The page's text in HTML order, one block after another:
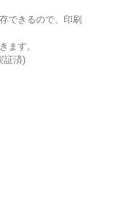
できるので、印刷
ます。
証済)